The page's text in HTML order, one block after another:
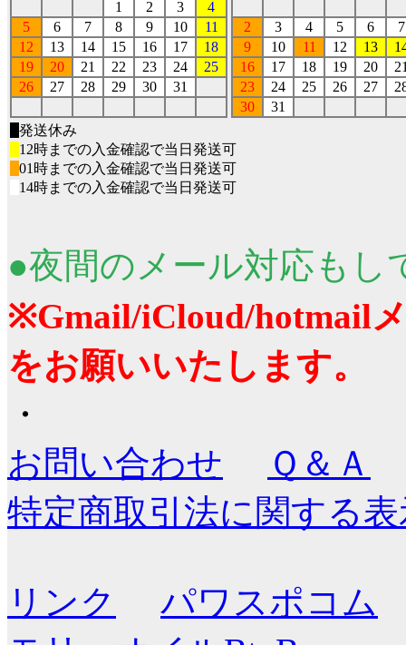
1
2 3
4
5
6 7 8 9 10
11
12
13 14 15 16 17
18
19
20 21 22 23 24
25
26
27 28 29 30 31
2 3 4 5 6
7
9
10 11 12 13
16
17 18 19 20
23
24 25 26 27
30
31
発送休み
12時までの入金確認で当日発送可
01時までの入金確認で当日発送可
14時までの入金確認で当日発送可
●夜間のメール対応もし
※Gmail/iCloud/hotmail
をお願いいたします。
・
お問い合わせ
Ｑ＆Ａ
特定商取引法に関する
リンク
パワスポコム